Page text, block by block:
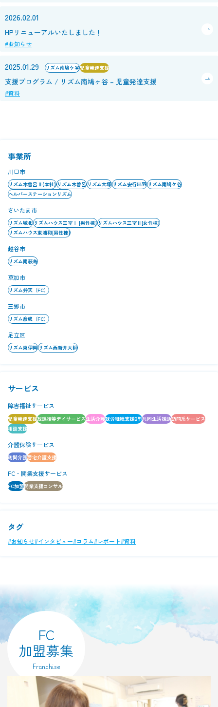
2026.02.01
HPリニューアルいたしました！
#お知らせ
2025.01.29 リズム南鳩ケ谷児童発達支援
支援プログラム / リズム南鳩ヶ谷 – 児童発達支援
#資料
事業所
川口市
リズム木曽呂Ⅱ(本社)リズム木曽呂リズム大塚リズム安行出羽リズム南鳩ケ谷
ヘルパーステーションリズム
さいたま市
リズム城北リズムハウス三室Ⅰ [男性棟]リズムハウス三室Ⅱ[女性棟]
リズムハウス東浦和[男性棟]
越谷市
リズム南荻島
草加市
リズム弁天（FC）
三郷市
リズム彦成（FC）
足立区
リズム東伊興リズム西新井大師
サービス
障害福祉サービス
児童発達支援放課後等デイサービス生活介護就労継続支援B型共同生活援助訪問系サービス
相談支援
介護保険サービス
訪問介護居宅介護支援
FC・開業支援サービス
FC加盟開業支援コンサル
タグ
#お知らせ#インタビュー#コラム#レポート#資料
FC
加盟募集
Franchise